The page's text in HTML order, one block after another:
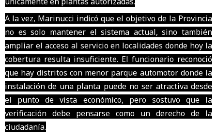
A la vez, Marinucci indicó que el objetivo de la Provincia
no es solo mantener el sistema actual, sino también
ampliar el acceso al servicio en localidades donde hoy la
cobertura resulta insuficiente. El funcionario reconoció
que hay distritos con menor parque automotor donde la
instalación de una planta puede no ser atractiva desde
el punto de vista económico, pero sostuvo que la
verificación debe pensarse como un derecho de la
ciudadanía.